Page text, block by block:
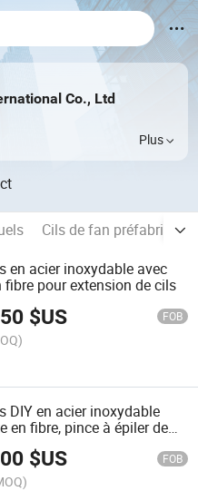
Co., Ltd
Plus
Cils de fan préfabriqués
en acier inoxydable avec
fibre pour extension de cils
$US FOB
DIY en acier inoxydable
en fibre, pince à épiler de
$US FOB